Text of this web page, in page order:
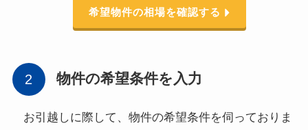
希望物件の相場を確認する
物件の希望条件を入力
お引越しに際して、物件の希望条件を伺っておりま